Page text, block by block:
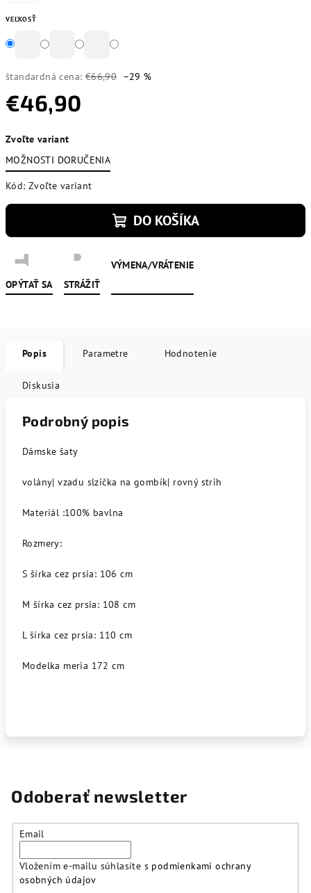
VEĽKOSŤ
štandardná cena: €66,90 –29 %
€46,90
cena:
Zvoľte variant
MOŽNOSTI DORUČENIA
Kód: Zvoľte variant
DO KOŠÍKA
OPÝTAŤ SA STRÁŽIŤ
VÝMENA/VRÁTENIE
Popis Parametre Hodnotenie
Diskusia
Podrobný popis
Dámske šaty
volány| vzadu slzička na gombík| rovný strih
Materiál :100% bavlna
Rozmery:
S šírka cez prsia: 106 cm
M šírka cez prsia: 108 cm
L šírka cez prsia: 110 cm
Modelka meria 172 cm
Odoberať newsletter
Email
Vložením e-mailu súhlasíte s podmienkami ochrany
osobných údajov